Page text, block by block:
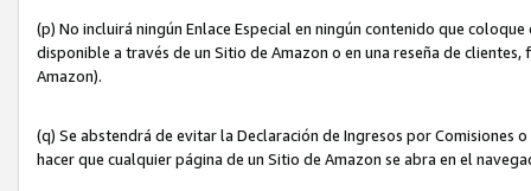
(p) No incluirá ningún Enlace Especial en ningún contenido que
disponible a través de un Sitio de Amazon o en una reseña de
Amazon).
(q) Se abstendrá de evitar la Declaración de Ingresos por
hacer que cualquier página de un Sitio de Amazon se abra en el